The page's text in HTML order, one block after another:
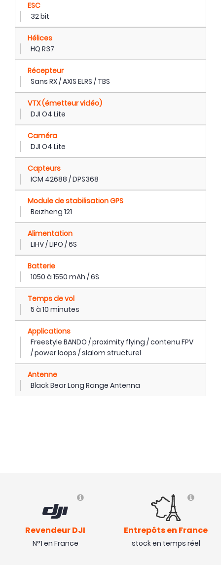
ESC
32 bit
Hélices
HQ R37
Récepteur
Sans RX / AXIS ELRS / TBS
VTX (émetteur vidéo)
DJI O4 Lite
Caméra
DJI O4 Lite
Capteurs
ICM 42688 / DPS368
Module de stabilisation GPS
Beizheng 121
Alimentation
LIHV / LIPO / 6S
Batterie
1050 à 1550 mAh / 6S
Temps de vol
5 à 10 minutes
Applications
Freestyle BANDO / proximity flying / contenu FPV
/ power loops / slalom structurel
Antenne
Black Bear Long Range Antenna
Revendeur DJI
N°1 en France
Entrepôts en France
stock en temps réel